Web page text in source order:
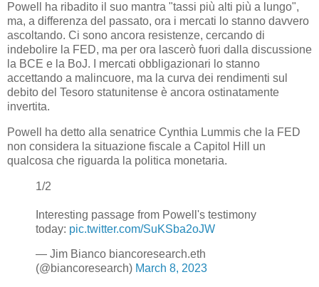
Powell ha ribadito il suo mantra "tassi più alti più a lungo",
ma, a differenza del passato, ora i mercati lo stanno davvero
ascoltando. Ci sono ancora resistenze, cercando di
indebolire la FED, ma per ora lascerò fuori dalla discussione
la BCE e la BoJ. I mercati obbligazionari lo stanno
accettando a malincuore, ma la curva dei rendimenti sul
debito del Tesoro statunitense è ancora ostinatamente
invertita.
Powell ha detto alla senatrice Cynthia Lummis che la FED
non considera la situazione fiscale a Capitol Hill un
qualcosa che riguarda la politica monetaria.
1/2
Interesting passage from Powell's testimony
today: pic.twitter.com/SuKSba2oJW
— Jim Bianco biancoresearch.eth
(@biancoresearch) March 8, 2023